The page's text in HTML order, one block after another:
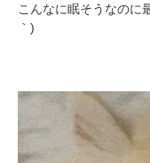
こんなに眠そうなのに
｀)